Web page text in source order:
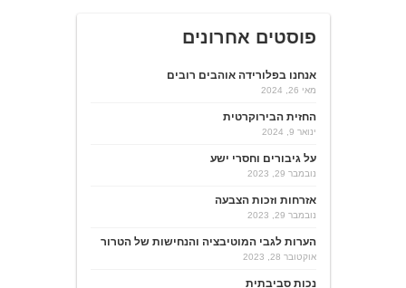
פוסטים אחרונים
אנחנו בפלורידה אוהבים רובים
מאי 26, 2024
החזית הבירוקרטית
ינואר 9, 2024
על גיבורים וחסרי ישע
נובמבר 29, 2023
אזרחות וזכות הצבעה
נובמבר 29, 2023
הערות לגבי המוטיבציה והנחישות של הטרור
אוקטובר 28, 2023
נכות סביבתית